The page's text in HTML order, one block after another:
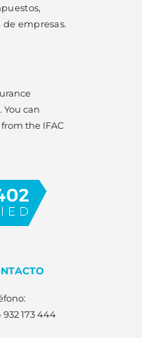
empresas.
You can
the IFAC
932 173 444